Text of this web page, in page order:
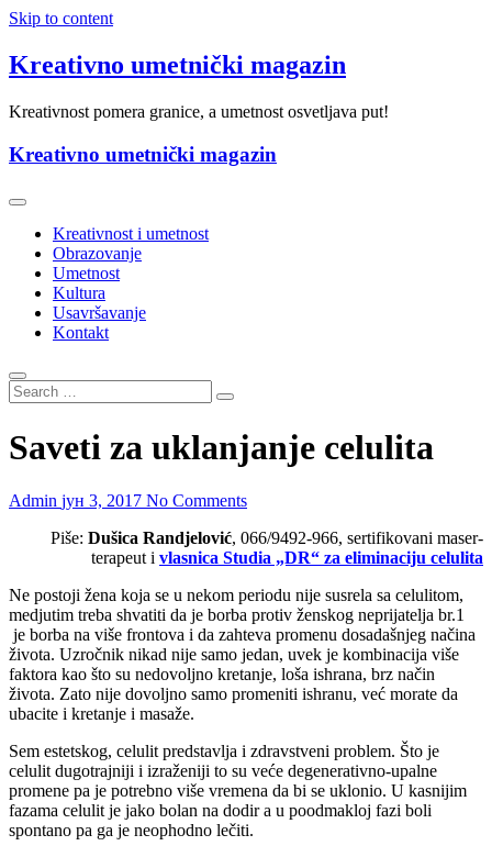
Skip to content
Kreativno umetnički magazin
Kreativnost pomera granice, a umetnost osvetljava put!
Kreativno umetnički magazin
Kreativnost i umetnost
Obrazovanje
Umetnost
Kultura
Usavršavanje
Kontakt
Saveti za uklanjanje celulita
Admin јун 3, 2017 No Comments
Piše: Dušica Randjelović, 066/9492-966, sertifikovani maser-
terapeut i vlasnica Studia „DR“ za eliminaciju celulita
Ne postoji žena koja se u nekom periodu nije susrela sa celulitom,
medjutim treba shvatiti da je borba protiv ženskog neprijatelja br.1
je borba na više frontova i da zahteva promenu dosadašnjeg načina
života. Uzročnik nikad nije samo jedan, uvek je kombinacija više
faktora kao što su nedovoljno kretanje, loša ishrana, brz način
života. Zato nije dovoljno samo promeniti ishranu, već morate da
ubacite i kretanje i masaže.
Sem estetskog, celulit predstavlja i zdravstveni problem. Što je
celulit dugotrajniji i izraženiji to su veće degenerativno-upalne
promene pa je potrebno više vremena da bi se uklonio. U kasnijim
fazama celulit je jako bolan na dodir a u poodmakloj fazi boli
spontano pa ga je neophodno lečiti.